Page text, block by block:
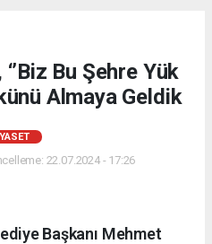
Bu Şehre Yük
Almaya Geldik
22.07.2024 - 17:26
Başkanı Mehmet